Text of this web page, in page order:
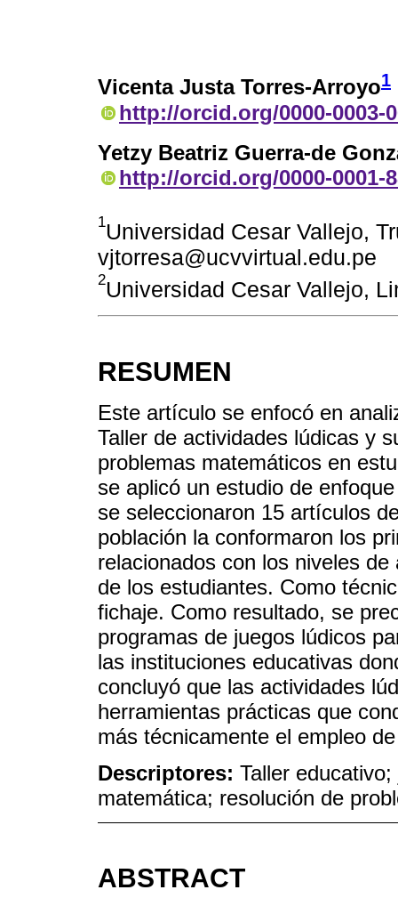
Vicenta Justa Torres-Arroyo1
http://orcid.org/0000-0003-
Yetzy Beatriz Guerra-de
http://orcid.org/0000-0001-
1Universidad Cesar Vallejo,
vjtorresa@ucvvirtual.edu.pe
2Universidad Cesar Vallejo,
RESUMEN
Este artículo se enfocó en
Taller de actividades lúdicas y
problemas matemáticos en
se aplicó un estudio de
se seleccionaron 15 artículos
población la conformaron los
relacionados con los niveles
de los estudiantes. Como
fichaje. Como resultado, se
programas de juegos lúdicos
las instituciones educativas
concluyó que las actividades
herramientas prácticas que
más técnicamente el empleo
Descriptores: Taller
matemática; resolución de
ABSTRACT